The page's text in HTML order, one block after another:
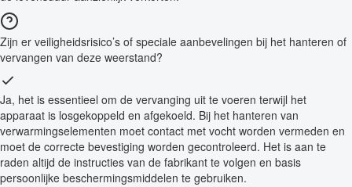
Zijn er veiligheidsrisico’s of speciale aanbevelingen bij het hanteren of
vervangen van deze weerstand?
Ja, het is essentieel om de vervanging uit te voeren terwijl het
apparaat is losgekoppeld en afgekoeld. Bij het hanteren van
verwarmingselementen moet contact met vocht worden vermeden en
moet de correcte bevestiging worden gecontroleerd. Het is aan te
raden altijd de instructies van de fabrikant te volgen en basis
persoonlijke beschermingsmiddelen te gebruiken.